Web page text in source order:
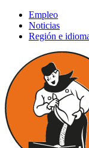
Empleo
Noticias
Región e